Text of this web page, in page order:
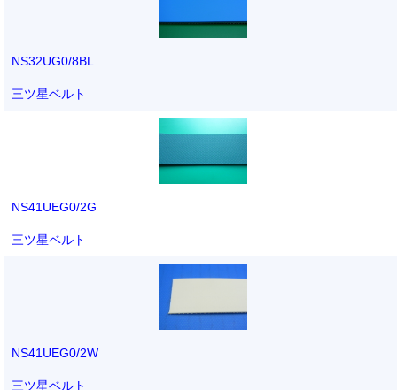
NS32UG0/8BL
三ツ星ベルト
NS41UEG0/2G
三ツ星ベルト
NS41UEG0/2W
三ツ星ベルト